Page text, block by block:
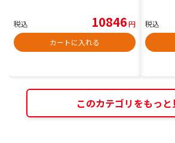
税込 10846円
カートに入れる
税込
このカテゴリをもっと